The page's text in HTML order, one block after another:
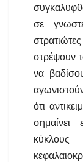
σε
στρέψουν
να
ότι
σημαίνει